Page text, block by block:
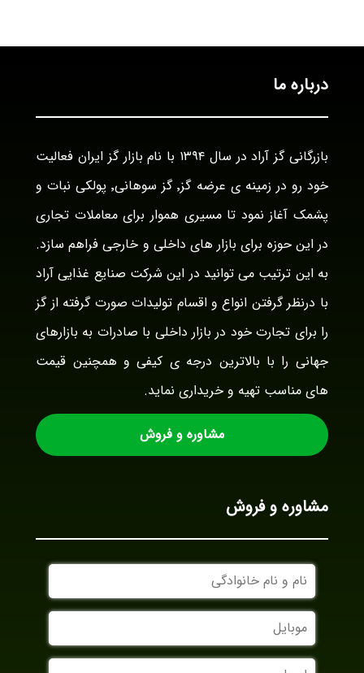
درباره ما
بازرگانی گز آراد در سال ۱۳۹۴ با نام بازار گز ایران فعالیت
خود رو در زمینه ی عرضه گز٬ گز سوهانی٬ پولکی نبات و
پشمک آغاز نمود تا مسیری هموار برای معاملات تجاری
در این حوزه برای بازار های داخلی و خارجی فراهم سازد.
به این ترتیب می توانید در این شرکت صنایع غذایی آراد
با درنظر گرفتن انواع و اقسام تولیدات صورت گرفته از گز
را برای تجارت خود در بازار داخلی با صادرات به بازارهای
جهانی را با بالاترین درجه ی کیفی و همچنین قیمت
های مناسب تهیه و خریداری نماید.
مشاوره و فروش
مشاوره و فروش
نام
و
نام
خانوادگی
موبایل
ایمیل